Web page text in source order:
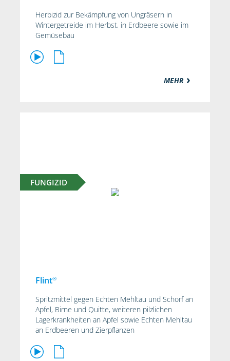
Herbizid zur Bekämpfung von Ungräsern in
Wintergetreide im Herbst, in Erdbeere sowie im
Gemüsebau
MEHR
FUNGIZID
Flint®
Spritzmittel gegen Echten Mehltau und Schorf an
Apfel, Birne und Quitte, weiteren pilzlichen
Lagerkrankheiten an Apfel sowie Echten Mehltau
an Erdbeeren und Zierpflanzen